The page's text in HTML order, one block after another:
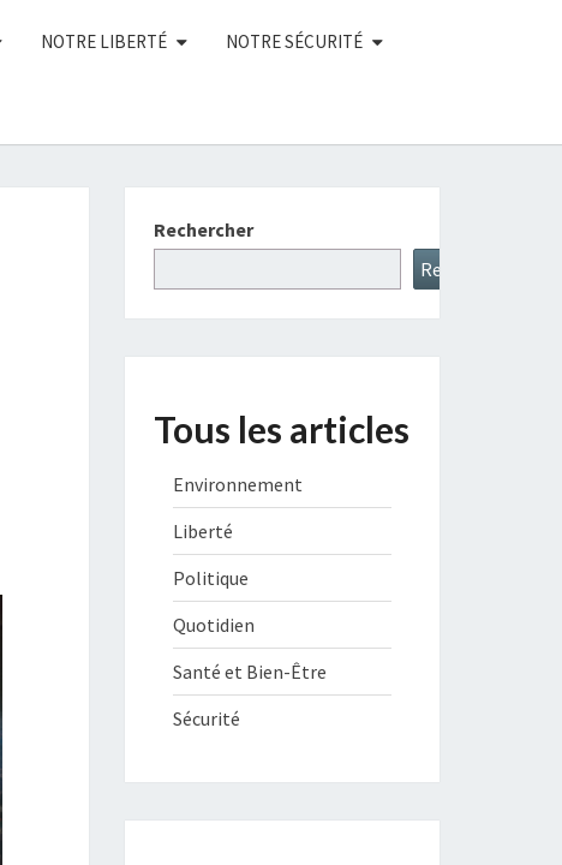
NOTRE LIBERTÉ NOTRE SÉCURITÉ
Rechercher
Rechercher
Tous les articles
Environnement
Liberté
Politique
Quotidien
Santé et Bien-Être
Sécurité